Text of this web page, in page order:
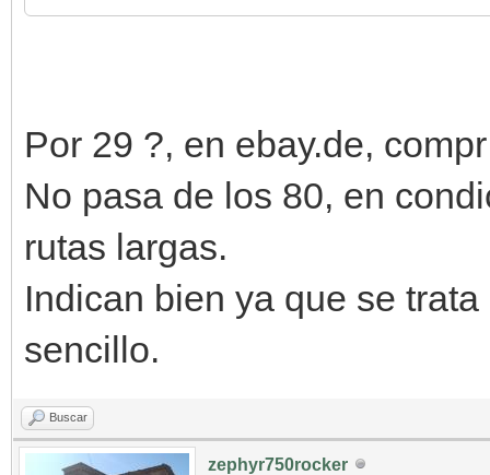
Por 29 ?, en ebay.de,
No pasa de los 80, en
rutas largas.
Indican bien ya que se
sencillo.
Buscar
zephyr750rocker